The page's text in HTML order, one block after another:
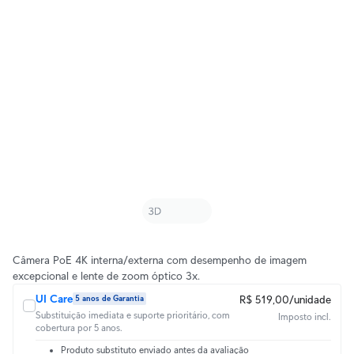
Câmera PoE 4K interna/externa com desempenho de imagem
excepcional e lente de zoom óptico 3x.
UI Care 5 anos de Garantia
Substituição imediata e suporte prioritário, com
cobertura por 5 anos.
R$ 519,00/unidade
Imposto incl.
Produto substituto enviado antes da avaliação